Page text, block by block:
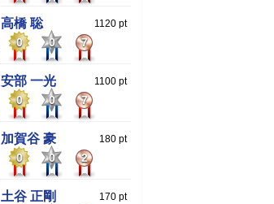
高橋 聡 1120 pt
0 0 7
安部 一光 1100 pt
0 0 7
加賀谷 豪 180 pt
0 0 2
土谷 正剛 170 pt